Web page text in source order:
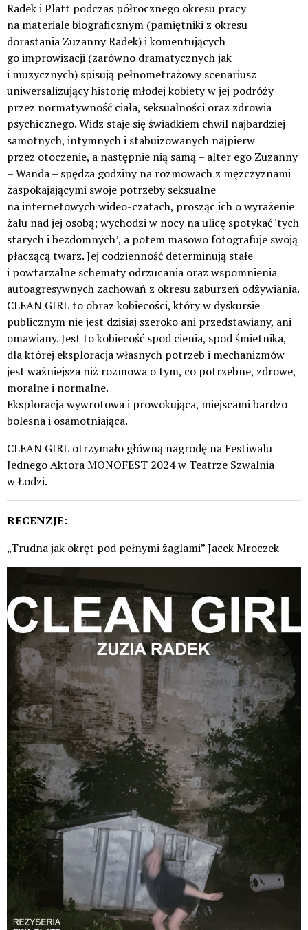
Radek i Platt podczas półrocznego okresu pracy
na materiale biograficznym (pamiętniki z okresu
dorastania Zuzanny Radek) i komentujących
go improwizacji (zarówno dramatycznych jak
i muzycznych) spisują pełnometrażowy scenariusz
uniwersalizujący historię młodej kobiety w jej podróży
przez normatywność ciała, seksualności oraz zdrowia
psychicznego. Widz staje się świadkiem chwil najbardziej
samotnych, intymnych i stabuizowanych najpierw
przez otoczenie, a następnie nią samą – alter ego Zuzanny
– Wanda – spędza godziny na rozmowach z mężczyznami
zaspokajającymi swoje potrzeby seksualne
na internetowych wideo-czatach, prosząc ich o wyrażenie
żalu nad jej osobą; wychodzi w nocy na ulicę spotykać 'tych
starych i bezdomnych’, a potem masowo fotografuje swoją
płaczącą twarz. Jej codzienność determinują stałe
i powtarzalne schematy odrzucania oraz wspomnienia
autoagresywnych zachowań z okresu zaburzeń odżywiania.
CLEAN GIRL to obraz kobiecości, który w dyskursie
publicznym nie jest dzisiaj szeroko ani przedstawiany, ani
omawiany. Jest to kobiecość spod cienia, spod śmietnika,
dla której eksploracja własnych potrzeb i mechanizmów
jest ważniejsza niż rozmowa o tym, co potrzebne, zdrowe,
moralne i normalne.
Eksploracja wywrotowa i prowokująca, miejscami bardzo
bolesna i osamotniająca.
CLEAN GIRL otrzymało główną nagrodę na Festiwalu
Jednego Aktora MONOFEST 2024 w Teatrze Szwalnia
w Łodzi.
RECENZJE:
„Trudna jak okręt pod pełnymi żaglami” Jacek Mroczek